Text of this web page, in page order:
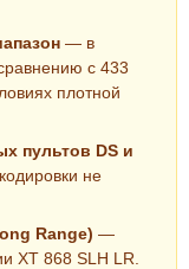
— в
с 433
плотной
пультов DS и
не
Range) —
XT 868 SLH LR.